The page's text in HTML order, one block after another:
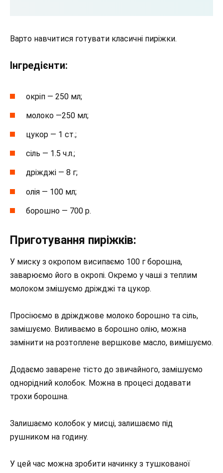
Варто навчитися готувати класичні пиріжки.
Інгредієнти:
окріп — 250 мл;
молоко —250 мл;
цукор — 1 ст.;
сіль — 1.5 ч.л.;
дріжджі — 8 г;
олія — 100 мл;
борошно — 700 р.
Приготування пиріжків:
У миску з окропом висипаємо 100 г борошна,
заварюємо його в окропі. Окремо у чаші з теплим
молоком змішуємо дріжджі та цукор.
Просіюємо в дріжджове молоко борошно та сіль,
замішуємо. Виливаємо в борошно олію, можна
замінити на розтоплене вершкове масло, вимішуємо.
Додаємо заварене тісто до звичайного, замішуємо
однорідний колобок. Можна в процесі додавати
трохи борошна.
Залишаємо колобок у мисці, залишаємо під
рушником на годину.
У цей час можна зробити начинку з тушкованої